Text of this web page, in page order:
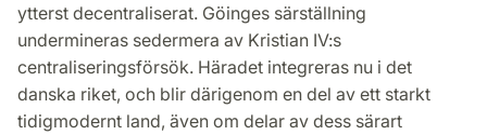
ytterst decentraliserat. Göinges särställning
undermineras sedermera av Kristian IV:s
centraliseringsförsök. Häradet integreras nu i det
danska riket, och blir därigenom en del av ett starkt
tidigmodernt land, även om delar av dess särart